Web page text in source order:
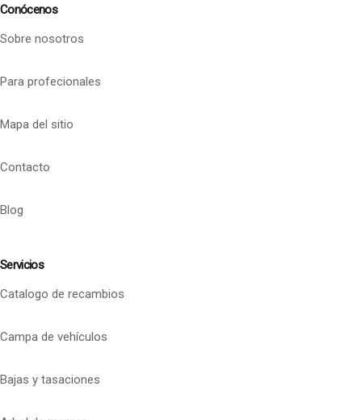
Conócenos
Sobre nosotros
Para profecionales
Mapa del sitio
Contacto
Blog
Servicios
Catalogo de recambios
Campa de vehículos
Bajas y tasaciones